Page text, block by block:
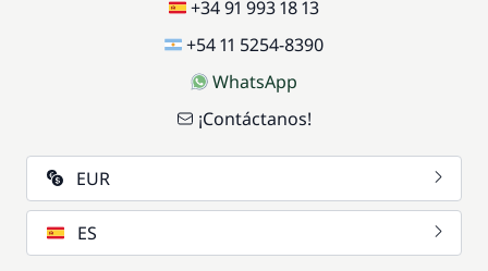
+34 91 993 18 13
+54 11 5254-8390
WhatsApp
¡Contáctanos!
EUR
ES